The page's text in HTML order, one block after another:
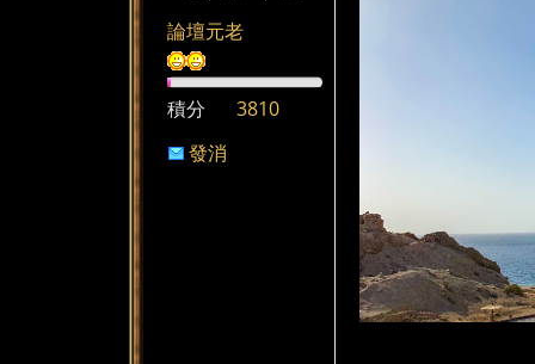
論壇元老
積分
3810
發消